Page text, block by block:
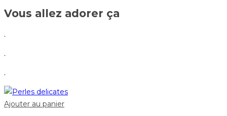
Vous allez adorer ça
.
.
.
Ajouter au panier